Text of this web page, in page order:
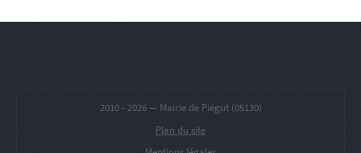
2010 - 2026 — Mairie de Piégut (05130)
Plan du site